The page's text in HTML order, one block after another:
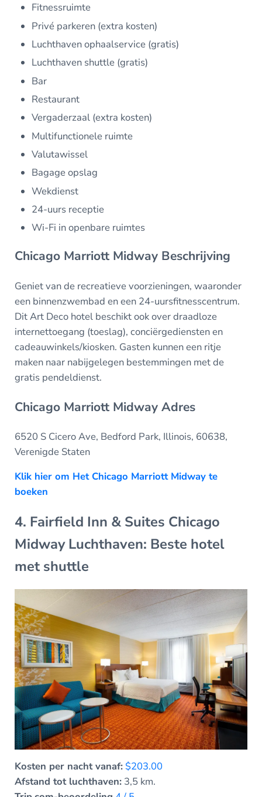
Fitnessruimte
Privé parkeren (extra kosten)
Luchthaven ophaalservice (gratis)
Luchthaven shuttle (gratis)
Bar
Restaurant
Vergaderzaal (extra kosten)
Multifunctionele ruimte
Valutawissel
Bagage opslag
Wekdienst
24-uurs receptie
Wi-Fi in openbare ruimtes
Chicago Marriott Midway Beschrijving
Geniet van de recreatieve voorzieningen, waaronder
een binnenzwembad en een 24-uursfitnesscentrum.
Dit Art Deco hotel beschikt ook over draadloze
internettoegang (toeslag), conciërgediensten en
cadeauwinkels/kiosken. Gasten kunnen een ritje
maken naar nabijgelegen bestemmingen met de
gratis pendeldienst.
Chicago Marriott Midway Adres
6520 S Cicero Ave, Bedford Park, Illinois, 60638,
Verenigde Staten
Klik hier om Het Chicago Marriott Midway te
boeken
4. Fairfield Inn & Suites Chicago
Midway Luchthaven: Beste hotel
met shuttle
Kosten per nacht vanaf: $203.00
Afstand tot luchthaven:3,5 km.